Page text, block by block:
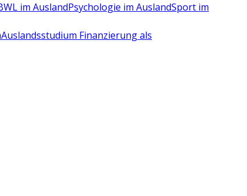
im AuslandPsychologie im AuslandSport im
Auslandsstudium Finanzierung als